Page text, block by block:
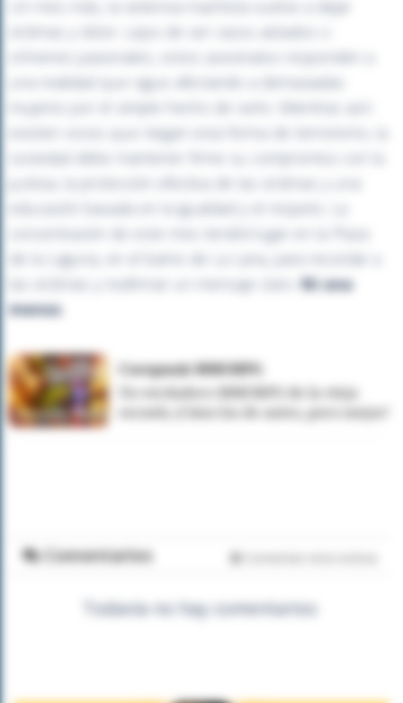
Un mes más, la violencia machista vuelve a dejar
crímenes pasionales, estos asesinatos responden a
una realidad que sigue afectando a demasiadas
mujeres por el simple hecho de serlo. Mientras aún
existen voces que niegan esta forma de terrorismo, la
sociedad debe mantener firme su compromiso con la
educación basada en la igualdad y el respeto. La
concentración de este mes tendrá lugar en la Plaza
de la Laguna, en el barrio de La Lana, para recordar a
las víctimas y reafirmar un mensaje claro: Ni una
menos.
Corepunk MMORPG
Un verdadero MMORPG de la vieja
escuela ¡Cómo los de antes, pero mejor!
Comentarios
Todavía no hay comentarios